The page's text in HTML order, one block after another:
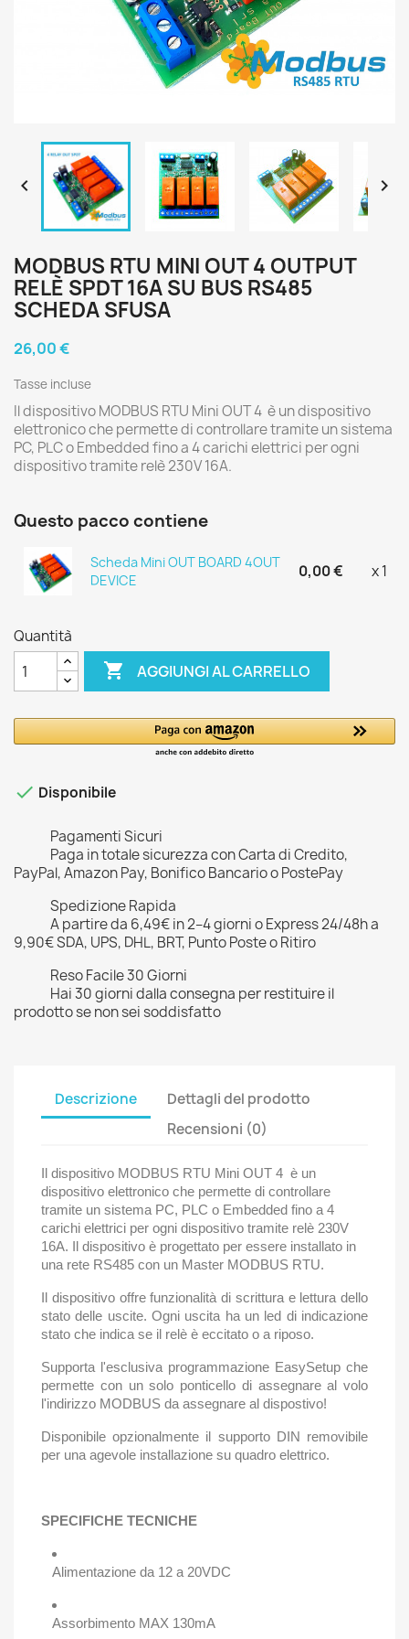
 
MODBUS RTU MINI OUT 4 OUTPUT
RELÈ SPDT 16A SU BUS RS485
SCHEDA SFUSA
26,00 €
Tasse incluse
Il dispositivo MODBUS RTU Mini OUT 4 è un dispositivo
elettronico che permette di controllare tramite un sistema
PC, PLC o Embedded fino a 4 carichi elettrici per ogni
dispositivo tramite relè 230V 16A.
Questo pacco contiene
Scheda Mini OUT BOARD 4OUT
DEVICE
0,00 € x 1
Quantità
 AGGIUNGI AL CARRELLO
 Disponibile
Pagamenti Sicuri
Paga in totale sicurezza con Carta di Credito,
PayPal, Amazon Pay, Bonifico Bancario o PostePay
Spedizione Rapida
A partire da 6,49€ in 2–4 giorni o Express 24/48h a
9,90€ SDA, UPS, DHL, BRT, Punto Poste o Ritiro
Reso Facile 30 Giorni
Hai 30 giorni dalla consegna per restituire il
prodotto se non sei soddisfatto
Descrizione
Dettagli del prodotto
Recensioni (0)
Il dispositivo MODBUS RTU Mini OUT 4 è un
dispositivo elettronico che permette di controllare
tramite un sistema PC, PLC o Embedded fino a 4
carichi elettrici per ogni dispositivo tramite relè 230V
16A. Il dispositivo è progettato per essere installato in
una rete RS485 con un Master MODBUS RTU.
Il dispositivo offre funzionalità di scrittura e lettura dello
stato delle uscite. Ogni uscita ha un led di indicazione
stato che indica se il relè è eccitato o a riposo.
Supporta l'esclusiva programmazione EasySetup che
permette con un solo ponticello di assegnare al volo
l'indirizzo MODBUS da assegnare al dispostivo!
Disponibile opzionalmente il supporto DIN removibile
per una agevole installazione su quadro elettrico.
SPECIFICHE TECNICHE
Alimentazione da 12 a 20VDC
Assorbimento MAX 130mA